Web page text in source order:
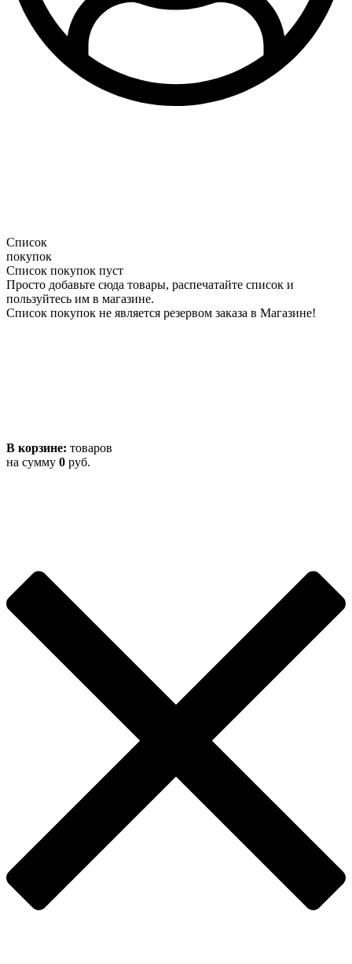
Список
покупок
Список покупок пуст
Просто добавьте сюда товары, распечатайте список и
пользуйтесь им в магазине.
Список покупок не является резервом заказа в Магазине!
В корзине: товаров
на сумму 0 руб.